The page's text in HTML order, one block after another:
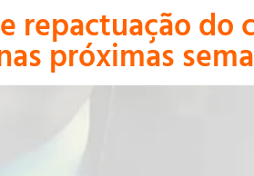
repactuação do
próximas